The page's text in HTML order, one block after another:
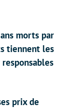
morts par
tiennent les
prix de